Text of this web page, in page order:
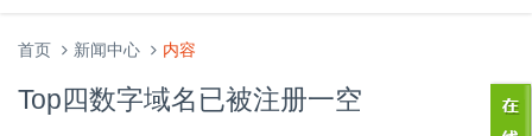
首页 新闻中心 内容
Top四数字域名已被注册一空